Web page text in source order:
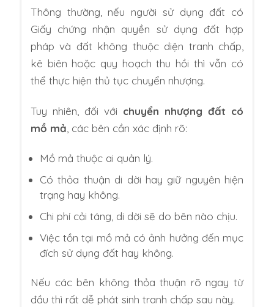
Thông thường, nếu người sử dụng đất có
Giấy chứng nhận quyền sử dụng đất hợp
pháp và đất không thuộc diện tranh chấp,
kê biên hoặc quy hoạch thu hồi thì vẫn có
thể thực hiện thủ tục chuyển nhượng.
Tuy nhiên, đối với chuyển nhượng đất có
mồ mả , các bên cần xác định rõ:
Mồ mả thuộc ai quản lý.
Có thỏa thuận di dời hay giữ nguyên hiện
trạng hay không.
Chi phí cải táng, di dời sẽ do bên nào chịu.
Việc tồn tại mồ mả có ảnh hưởng đến mục
đích sử dụng đất hay không.
Nếu các bên không thỏa thuận rõ ngay từ
đầu thì rất dễ phát sinh tranh chấp sau này.